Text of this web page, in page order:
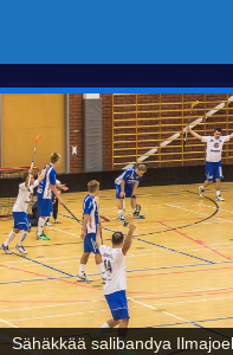
Sähäkkää salibandya